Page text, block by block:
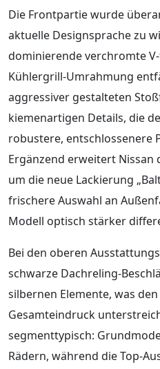
Die Frontpartie wurde
aktuelle Designsprache zu
dominierende verchromte
Kühlergrill‑Umrahmung
aggressiver gestalteten
kiemenartigen Details, die
robustere, entschlossenere
Ergänzend erweitert Nissan
um die neue Lackierung
frischere Auswahl an
Modell optisch stärker
Bei den oberen
schwarze Dachreling-
silbernen Elemente, was
Gesamteindruck
segmenttypisch:
Rädern, während die